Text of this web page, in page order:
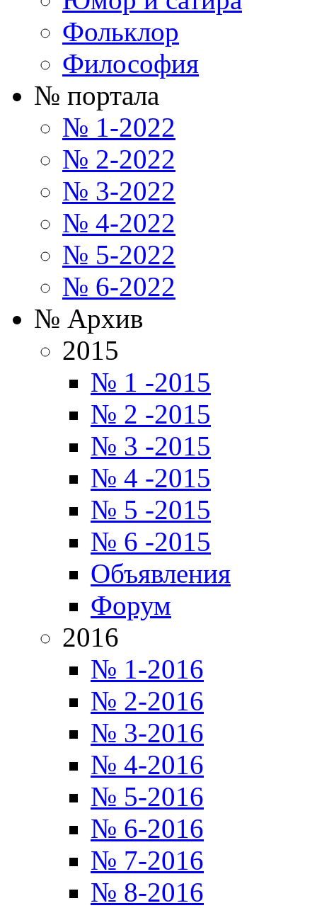
Фольклор
Философия
№ портала
№ 1-2022
№ 2-2022
№ 3-2022
№ 4-2022
№ 5-2022
№ 6-2022
№ Архив
2015
№ 1 -2015
№ 2 -2015
№ 3 -2015
№ 4 -2015
№ 5 -2015
№ 6 -2015
Объявления
Форум
2016
№ 1-2016
№ 2-2016
№ 3-2016
№ 4-2016
№ 5-2016
№ 6-2016
№ 7-2016
№ 8-2016